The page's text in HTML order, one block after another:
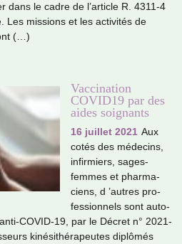
dans le cadre de l’arti­cle R. 4311-4
Les mis­sions et les acti­vi­tés de
(…)
Vaccination
COVID19 par des
aides soignants
16 juillet 2021 Aux
cotés des méde­cins,
infir­miers, sages-
femmes et phar­ma­
ciens, d ’autres pro­
fes­sion­nels sont auto­
COVID-19, par le Décret n° 2021-
kiné­si­thé­ra­peu­tes diplô­més